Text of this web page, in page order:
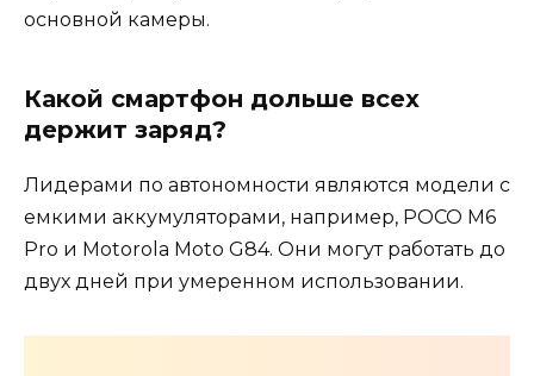
основной камеры.
Какой смартфон дольше всех
держит заряд?
Лидерами по автономности являются модели с
емкими аккумуляторами, например, POCO M6
Pro и Motorola Moto G84. Они могут работать до
двух дней при умеренном использовании.